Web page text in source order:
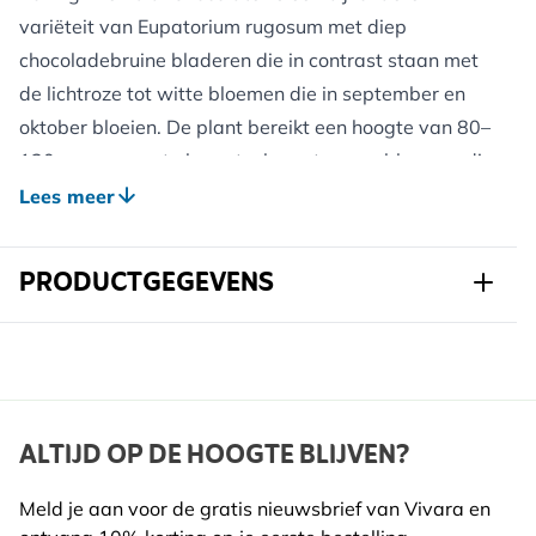
variëteit van Eupatorium rugosum met diep
chocoladebruine bladeren die in contrast staan met
de lichtroze tot witte bloemen die in september en
oktober bloeien. De plant bereikt een hoogte van 80–
120 cm en vormt elegante, losse trossen bloemen die
een belangrijke voedselbron zijn voor bijen, vlinders
goed doorlatende grond en verdraagt zowel volle zon
als halfschaduw. De donkere bladeren blijven het
unieke, moderne uitstraling. Eupatorium rugosum
laatbloeiende vaste planten en is uitstekend geschikt
plant zich via wortelstokken licht kan verspreiden, is
Lees meer
PRODUCTGEGEVENS
Merk Kwekerij Verhoeven
Breedte 147 mm
ALTIJD OP DE HOOGTE BLIJVEN?
Meld je aan voor de gratis nieuwsbrief van Vivara en